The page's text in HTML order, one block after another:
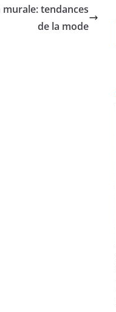
tendances
de la mode